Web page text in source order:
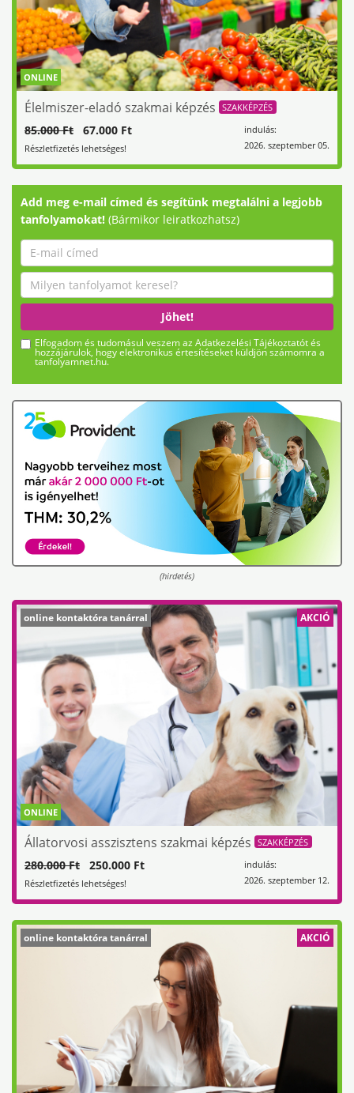
ONLINE
Élelmiszer-eladó szakmai képzés
SZAKKÉPZÉS
indulás:
2026. szeptember 05.
85.000 Ft 67.000 Ft
Részletfizetés lehetséges!
Add meg e-mail címed és segítünk megtalálni a legjobb
tanfolyamokat! (Bármikor leiratkozhatsz)
Jöhet!
Elfogadom és tudomásul veszem az Adatkezelési Tájékoztatót és
hozzájárulok, hogy elektronikus értesítéseket küldjön számomra a
tanfolyamnet.hu.
(hirdetés)
ONLINE
online kontaktóra tanárral AKCIÓ
Állatorvosi asszisztens szakmai képzés
SZAKKÉPZÉS
indulás:
2026. szeptember 12.
280.000 Ft 250.000 Ft
Részletfizetés lehetséges!
online kontaktóra tanárral AKCIÓ